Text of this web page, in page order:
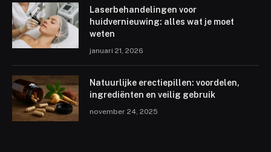
Laserbehandelingen voor
huidvernieuwing: alles wat je moet
weten
januari 21, 2026
Natuurlijke erectiepillen: voordelen,
ingrediënten en veilig gebruik
november 24, 2025